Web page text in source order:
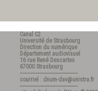
Canal C2
Université de Strasbourg
Direction du numérique
Département audiovisuel
16 rue René Descartes
67000 Strasbourg
---------------------------------------
courriel : dnum-dav@unistra.fr
---------------------------------------